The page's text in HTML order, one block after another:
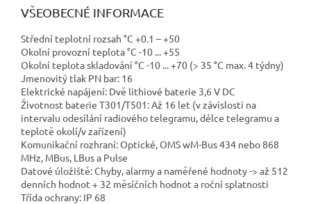
VŠEOBECNÉ INFORMACE
Střední teplotní rozsah °C +0.1 – +50
Okolní provozní teplota °C -10 ... +55
Okolní teplota skladování °C -10 ... +70 (> 35 °C max. 4 týdny)
Jmenovitý tlak PN bar: 16
Elektrické napájení: Dvě lithiové baterie 3,6 V DC
Životnost baterie T301/T501: Až 16 let (v závislosti na
intervalu odesílání radiového telegramu, délce telegramu a
teplotě okolí/v zařízení)
Komunikační rozhraní: Optické, OMS wM-Bus 434 nebo 868
MHz, MBus, LBus a Pulse
Datové úložiště: Chyby, alarmy a naměřené hodnoty -> až 512
denních hodnot + 32 měsíčních hodnot a roční splatnosti
Třída ochrany: IP 68